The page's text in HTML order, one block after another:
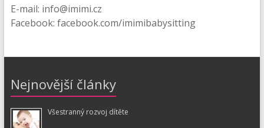
E-mail: info@imimi.cz
Facebook: facebook.com/imimibabysitting
Nejnovější články
Všestranný rozvoj dítěte